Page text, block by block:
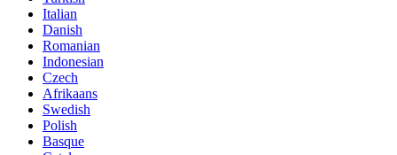
Italian
Danish
Romanian
Indonesian
Czech
Afrikaans
Swedish
Polish
Basque